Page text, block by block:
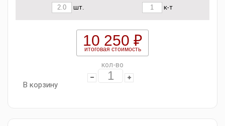
шт. к-т
10 250 ₽
итоговая стоимость
кол-во
В корзину